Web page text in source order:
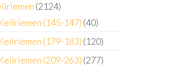
(2124)
(145-147) (40)
(179-183) (120)
(209-263) (277)